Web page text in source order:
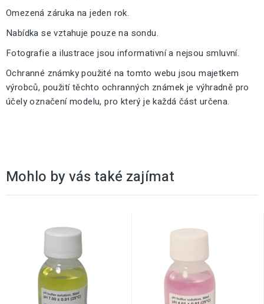
Omezená záruka na jeden rok.
Nabídka se vztahuje pouze na sondu.
Fotografie a ilustrace jsou informativní a nejsou smluvní.
Ochranné známky použité na tomto webu jsou majetkem
výrobců, použití těchto ochranných známek je výhradně pro
účely označení modelu, pro který je každá část určena.
Mohlo by vás také zajímat